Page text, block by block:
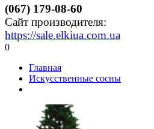
(067) 179-08-60
Сайт производителя:
https://sale.elkiua.com.ua
0
Главная
Искусственные сосны